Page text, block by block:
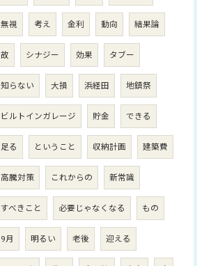
無視 考え 金利 動向 結果論
故 シナジー 効果 タブー
知らない 大損 浜経田 地鎮祭
ビルトインガレージ 貯金 できる
足る ということ 収納計画 建築費
高騰対策 これからの 新常識
すべきこと 必要じゃなくなる もの
9月 明るい 老後 迎える